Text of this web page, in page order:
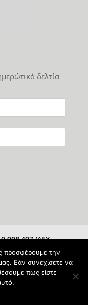
δελτία
908 497 (ΔΕΥ-
προσφέρουμε την
Εάν συνεχίσετε να
πως είστε